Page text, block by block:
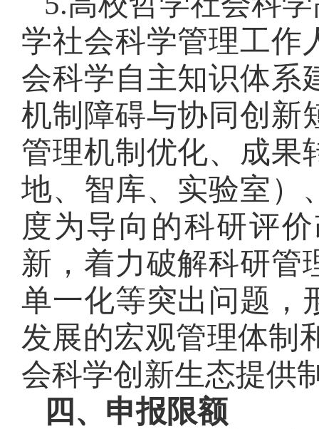
学社会科学管理工作
会科学自主知识体系
机制障碍与协同创新
管理机制优化、成果
地、智库、实验室）
度为导向的科研评
新，着力破解科研管
单一化等突出问题，
发展的宏观管理体制
会科学创新生态提供
四、申报限额